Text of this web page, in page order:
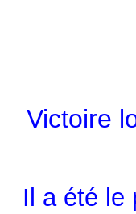
Victoire
Il a été le